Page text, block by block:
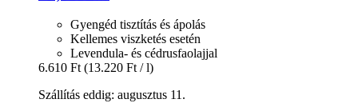
Gyengéd tisztítás és ápolás
Kellemes viszketés esetén
Levendula- és cédrusfaolajjal
6.610 Ft (13.220 Ft / l)
Szállítás eddig: augusztus 11.